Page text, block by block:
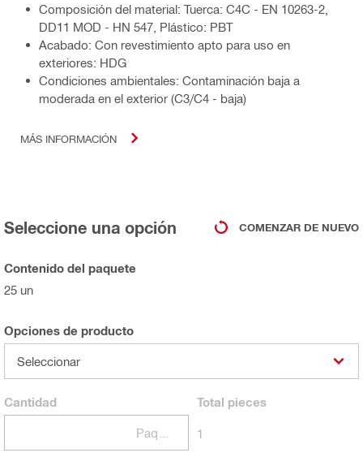
Composición del material: Tuerca: C4C - EN 10263-2,
DD11 MOD - HN 547, Plástico: PBT
Acabado: Con revestimiento apto para uso en
exteriores: HDG
Condiciones ambientales: Contaminación baja a
moderada en el exterior (C3/C4 - baja)
MÁS INFORMACIÓN
Seleccione una opción COMENZAR DE NUEVO
Contenido del paquete
25 un
Opciones de producto
Seleccionar
Cantidad Total pieces
1